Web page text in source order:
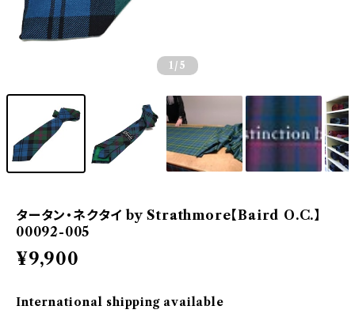
1 /5
タータン・ネクタイ by Strathmore【Baird O.C.】
00092-005
¥9,900
International shipping available